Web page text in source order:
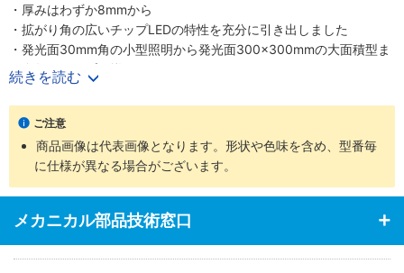
・厚みはわずか8mmから
・拡がり角の広いチップLEDの特性を充分に引き出しました
・発光面30mm角の小型照明から発光面300×300mmの大面積型ま
で多数のタイプを揃えています
・薄型透過照明は赤・白・青・緑・赤外（850nm）色を標準で揃え
ています
【用途】
・各種形状認識、寸法測定、異物検査、液面レベルチェック、ピン
ホール検査、シート材検査など
続きを読む
ご注意
商品画像は代表画像となります。形状や色味を含め、型番毎
に仕様が異なる場合がございます。
メカニカル部品技術窓口